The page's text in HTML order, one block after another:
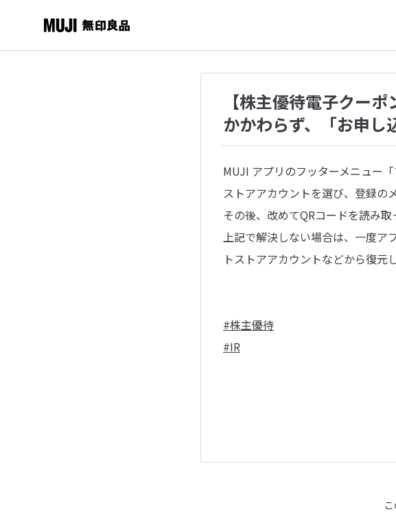
【株主優待電子クー
かかわらず、「お申
MUJI アプリのフッターメニュー
ストアアカウントを選び、登録の
その後、改めてQRコードを読み取
上記で解決しない場合は、一度ア
トストアアカウントなどから復元
#株主優待
#IR